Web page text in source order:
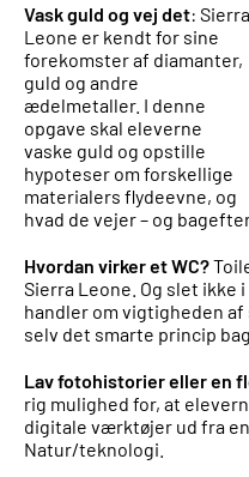
Vask guld og vej det: Sierra
Leone er kendt for sine
forekomster af diamanter,
guld og andre
ædelmetaller. I denne
opgave skal eleverne
vaske guld og opstille
hypoteser om forskellige
materialers flydeevne, og
hvad de vejer – og
Hvordan virker et WC?
Sierra Leone. Og slet ikke
handler om vigtigheden
selv det smarte princip
Lav fotohistorier eller en
rig mulighed for, at
digitale værktøjer ud fra
Natur/teknologi.